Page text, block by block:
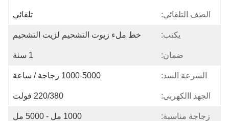
الصف التلقائي: تلقائي
يكتب: خط ملء زيوت التشحيم لزيت التشحيم
ضمان: 1 سنة
السرعة السد: 1000-5000 زجاجة / ساعة
الجهد االكهربى: 220/380 فولت
زجاجة مناسبة: 1000 مل - 5000 مل